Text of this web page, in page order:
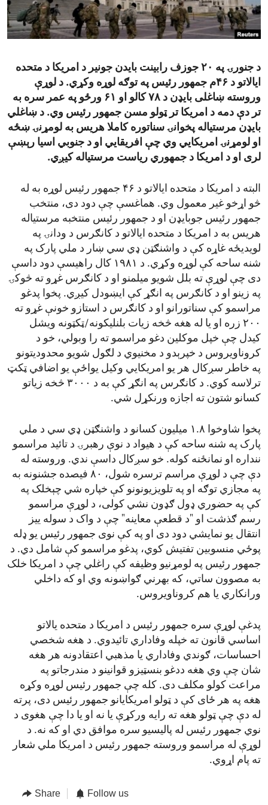
ENVIRONMENT AND HEALTH
IDEALS AND INSTITUTIONS
د جنورۍ په ۲۰ جوزف رابینت بایدن جونیر د امریکا د متحده
ایالاتو د ۴۶م جمهور رئیس په توګه لوړه وکړي. د لوړې
وروسته ښاغلی بایډن د ۷۸ کالو او ۶۱ ورځو په عمر سره به
تر دې دمه د امریکا تر ټولو مسن جمهور رئیس وي. د ښاغلي
بایډن مرستیاله پخوانۍ سناتوره کاملا هریس به لومړنۍ ښځه
او لومړنۍ امریکایي وي چې افریقايي او د جنوبي اسیا رېښې
لری او د امریکا د جمهوري ریاست مرستیاله کیږي.
البته د امریکا د متحده ایالاتو د ۴۶ جمهور رئیس لوړه به له
څو اړخو غیر معمول وي. هماغسې چې دود دی، منتخب
جمهور رئیس جوبایډن او د جمهور رئیس منتخبه مرستیاله
هریس به د امریکا د متحده ایالاتو د کانګرس د ودانۍ په
لویدیځه غاړه کې د واشنګټن ډي سي ښار د ملي پارک په
شنه ساحه کې لوړه وکړي. د ۱۹۸۱ کال راهیسې دود داسې
دی چې لوړې ته بلل شویو میلمنو او د کانګرس غړو ته څوکۍ
په زینو او د کانګرس په انګړ کې ایښودل کیږي. پخوا پدغو
مراسمو کې سناتورانو او د کانګرس د استازو خونې غړو ته
۲۰۰ زره او یا له هغه څخه زیات بلنلیکونه/ټکټونه ویشل
کیدل چې خپل موکلین دغو مراسمو ته را وبولي، خو د
کروناویروس د خپرېدو د مخنیوي د لګول شویو محدودیتونو
په خاطر سږکال هر یو امریکایي وکیل یواځې یو اضافي ټکټ
ترلاسه کوي. د کانګرس په انګړ کې به د ۳۰۰۰ څخه زیاتو
کسانو شتون ته اجازه ورنکړل شي.
پخوا شاوخوا ۱.۸ میلیون کسانو د واشنګټن ډي سي د ملي
پارک په شنه ساحه کې د هیواد د نوې رهبرۍ د تائید مراسمو
ننداره او نمانځنه کوله. خو سږکال داسې ندي. وروسته له
دې چې د لوړې مراسم ترسره شول، ۸۰ فیصده جشنونه به
په مجازي توګه او په تلویزیونونو کې خپاره شي چېخلک په
کې په حضوري ډول ګډون نشي کولی، د لوړې مراسمو
رسم ګذشت او "د قطعې معاینه" چې د واک د سوله ییز
انتقال یو نمایشي دود دی او په کې نوی جمهور رئیس یو ډله
پوځي منسوبین تفتیش کوي، پدغو مراسمو کې شامل دي. د
جمهور رئیس په لومړنیو وظیفه کې راغلي چې د امریکا خلک
به مصوون ساتي، که بهرني ګواښونه وي او که داخلي
ورانکاري یا هم کروناویروس.
پدغې لوړې سره جمهور رئیس د امریکا د متحده یالاتو
اساسي قانون ته خپله وفاداري تائیدوي. د هغه شخصي
احساسات، ګوندي وفاداري یا مذهبي اعتقادونه هر هغه
شان چې وي هغه ددغو بنسټیزو قوانینو د مندرجاتو په
مراعت کولو مکلف دی. کله چې جمهور رئیس لوړه وکړه
هغه په هر ځای کې د ټولو امریکایانو جمهور رئیس دی، پرته
له دې چې ټولو هغه ته رایه ورکړې یا نه او یا دا چې هغوی د
نوي جمهور رئیس له پالیسیو سره موافق دي او که نه. د
لوړې له مراسمو وروسته جمهور رئیس د امریکا ملي شعار
ته پام اړوي.
Share Follow us